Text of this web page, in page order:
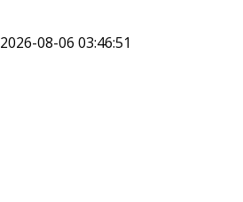
2026-08-06 03:46:51